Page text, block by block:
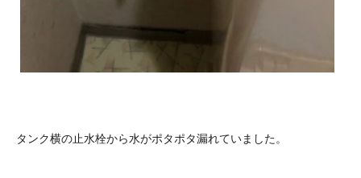
タンク横の止水栓から水がポタポタ漏れていました。